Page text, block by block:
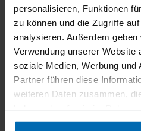
personalisieren, Funktionen
zu können und die Zugriffe
analysieren. Außerdem
Verwendung unserer Website
soziale Medien, Werbung und
Partner führen diese
weiteren Daten zusammen,
gesammelt haben.
IHRE NACHRICHT